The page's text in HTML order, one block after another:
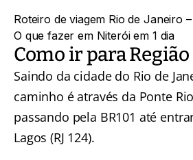
Roteiro de viagem Rio de Janeiro
O que fazer em Niterói em 1 dia
Como ir para Região
Saindo da cidade do Rio de
caminho é através da Ponte
passando pela BR101 até
Lagos (RJ 124).